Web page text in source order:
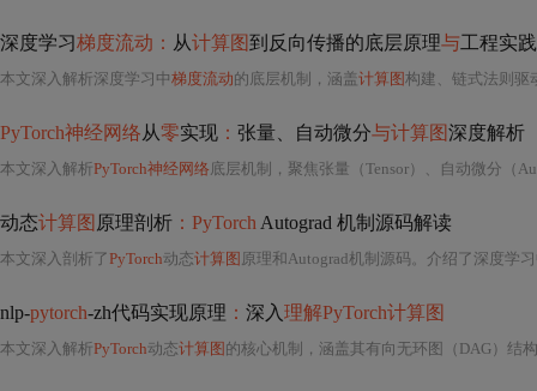
深度学习梯度流动： 从计算图到反向传播的底层原理与工程实践
本文深入解析深度学习中梯度流动的底层机制，涵盖 计算图构建、链式法则驱
PyTorch神经网络从零实现 ： 张量、自动微分与计算图深度解析
本文深入解析PyTorch神经网络底层机制，聚焦张量（Tensor）、自动微分（
动态计算图 原理剖析 ：PyTorch Autograd 机制源码解读
本文深入剖析了PyTorch动态计算图 原理和Autograd机制源码。介绍了深度学
nlp-pytorch-zh代码实现原理 ： 深入理解PyTorch计算图
本文深入解析PyTorch动态计算图 的核心机制，涵盖其有向无环图（DAG）结构、自动微分实现、前向/反向传